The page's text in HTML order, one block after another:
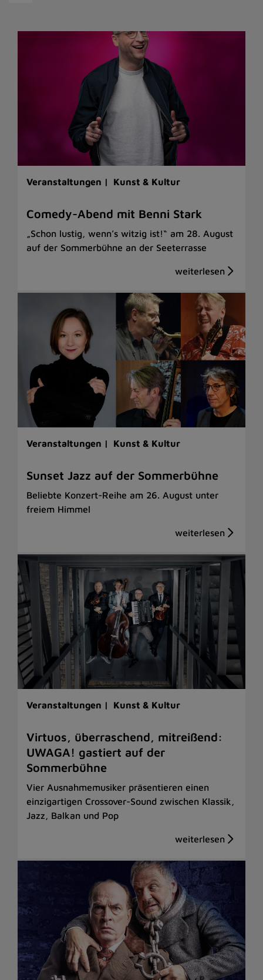
Veranstaltungen | Kunst & Kultur
Comedy-Abend mit Benni Stark
„Schon lustig, wenn’s witzig ist!“ am 28. August
auf der Sommerbühne an der Seeterrasse
Veranstaltungen | Kunst & Kultur
Sunset Jazz auf der Sommerbühne
Beliebte Konzert-Reihe am 26. August unter
freiem Himmel
Veranstaltungen | Kunst & Kultur
Virtuos, überraschend, mitreißend:
UWAGA! gastiert auf der
Sommerbühne
Vier Ausnahmemusiker präsentieren einen
einzigartigen Crossover-Sound zwischen Klassik,
Jazz, Balkan und Pop